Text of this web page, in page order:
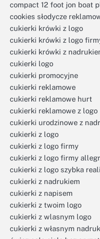
compact 12 foot jon boat
cookies słodycze
cukierki krówki z logo
cukierki krówki z logo
cukierki krówki z
cukierki logo
cukierki promocyjne
cukierki reklamowe
cukierki reklamowe hurt
cukierki reklamowe z logo
cukierki urodzinowe z
cukierki z logo
cukierki z logo firmy
cukierki z logo firmy
cukierki z logo szybka
cukierki z nadrukiem
cukierki z napisem
cukierki z twoim logo
cukierki z wlasnym logo
cukierki z własnym